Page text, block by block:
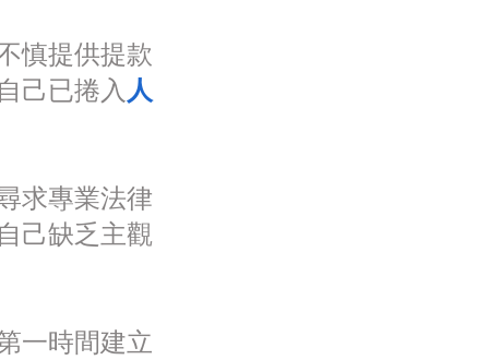
慎提供提款
己已捲入 人
求專業法律
己缺乏主觀
一時間建立